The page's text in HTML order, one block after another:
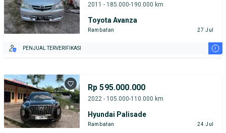
2011 - 185.000-190.000 km
Toyota Avanza
Rambatan 27 Jul
PENJUAL TERVERIFIKASI i
Rp 595.000.000
2022 - 105.000-110.000 km
Hyundai Palisade
Rambatan 24 Jul